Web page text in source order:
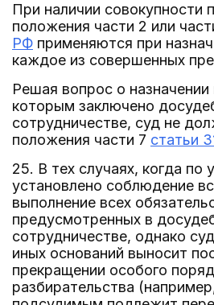
При наличии совокупности
положения части 2 или
РФ применяются при
каждое из совершенных
Решая вопрос о назначении
которым заключено
сотрудничестве, суд не
положения части 7 статьи
25. В тех случаях, когда по
установлено соблюдение
выполнение всех
предусмотренных в
сотрудничестве, однако
иных оснований выносит
прекращении особого
разбирательства